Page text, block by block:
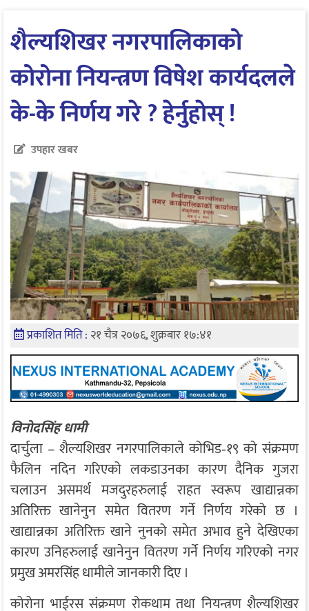
शैल्यशिखर नगरपालिकाको
कोरोना नियन्त्रण विषेश कार्यदलले
के-के निर्णय गरे ? हेर्नुहाेस् !
उपहार खबर
प्रकाशित मिति : २१ चैत्र २०७६, शुक्रबार १७:४१
विनोदसिंह धामी
दार्चुला – शैल्यशिखर नगरपालिकाले कोभिड‐१९ को संक्रमण
फैलिन नदिन गरिएको लकडाउनका कारण दैनिक गुजरा
चलाउन असमर्थ मजदुरहरुलाई राहत स्वरूप खाद्यान्नका
अतिरिक्त खानेनुन समेत वितरण गर्ने निर्णय गरेको छ ।
खाद्यान्नका अतिरिक्त खाने नुनको समेत अभाव हुने देखिएका
कारण उनिहरुलाई खानेनुन वितरण गर्ने निर्णय गरिएको नगर
प्रमुख अमरसिंह धामीले जानकारी दिए ।
कोरोना भाईरस संक्रमण रोकथाम तथा नियन्त्रण शैल्यशिखर